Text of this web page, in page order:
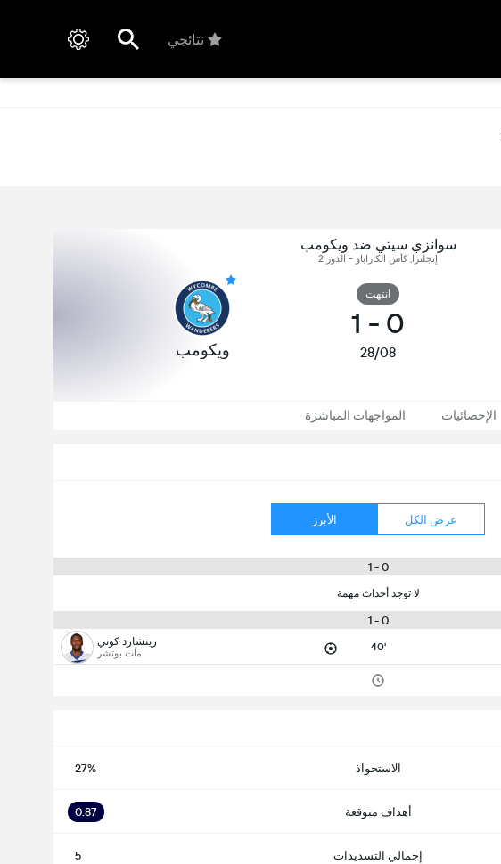
نتائجي
سوانزي سيتي ضد ويكومب
إنجلترا, كأس الكاراباو - الدور 2
انتهت
0
-
1
28/08 ويكومب
الإحصائيات المواجهات المباشرة
عرض الكل الأبرز
0 - 1
لا توجد أحداث مهمة
0 - 1
40' ريتشارد كوني
مات بوتشر
الاستحواذ 27%
أهداف متوقعة 0.87
إجمالي التسديدات 5